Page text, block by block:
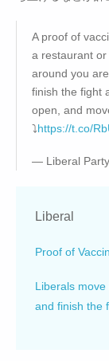
A proof of
a restaurant or
around you
finish the fight
open, and
⤵https://t.co/
— Liberal
Liberal
Proof of
Liberals
and finish the